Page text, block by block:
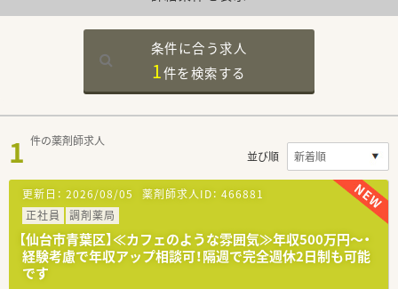
条件に合う求人
1件を検索する
1 件の薬剤師求人
並び順
更新日： 2026/08/05 薬剤師求人ID： 466881
正社員
調剤薬局
【仙台市青葉区】≪カフェのような雰囲気≫年収500万円～・
経験考慮で年収アップ相談可！隔週で完全週休2日制も可能
です